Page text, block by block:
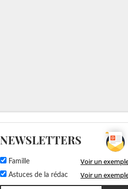
NEWSLETTERS
Famille Voir un
Astuces de la rédac Voir un